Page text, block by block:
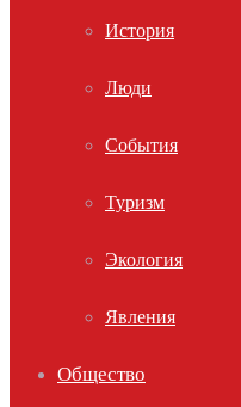
История
Люди
События
Туризм
Экология
Явления
Общество